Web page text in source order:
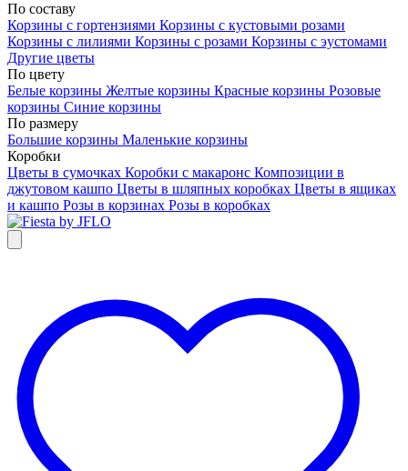
По составу
Корзины с гортензиями Корзины с кустовыми розами
Корзины с лилиями Корзины с розами Корзины с эустомами
Другие цветы
По цвету
Белые корзины Желтые корзины Красные корзины Розовые
корзины Синие корзины
По размеру
Большие корзины Маленькие корзины
Коробки
Цветы в сумочках Коробки с макаронс Композиции в
джутовом кашпо Цветы в шляпных коробках Цветы в ящиках
и кашпо Розы в корзинах Розы в коробках